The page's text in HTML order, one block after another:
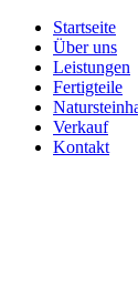
Startseite
Über uns
Leistungen
Fertigteile
Verkauf
Kontakt